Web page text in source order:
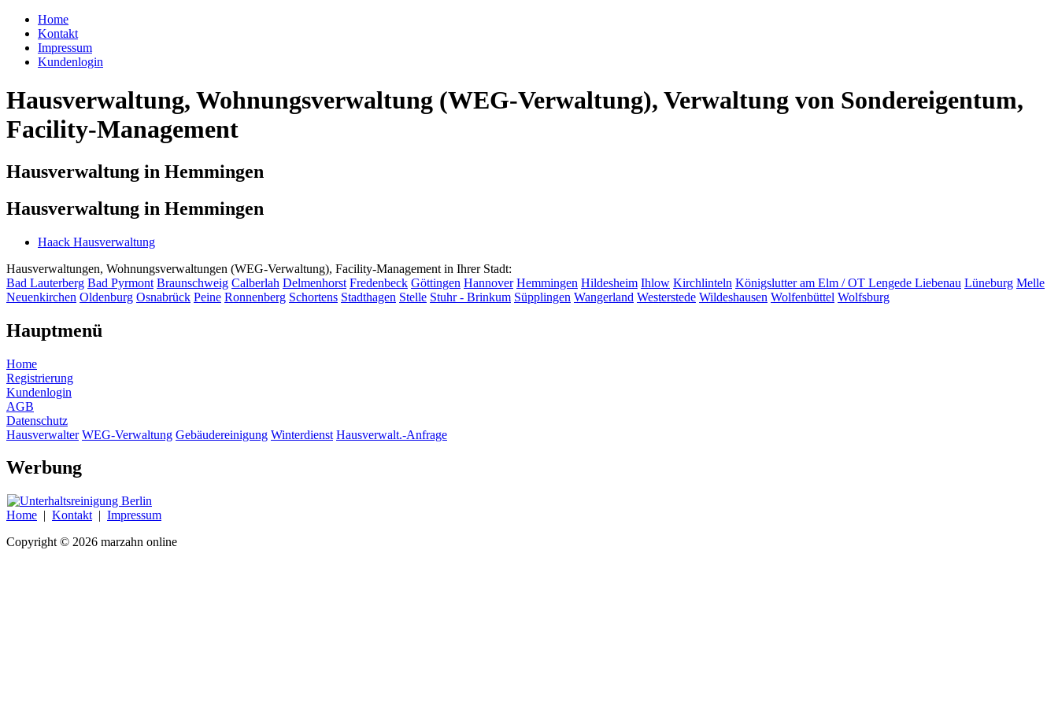
Home
Kontakt
Impressum
Kundenlogin
Hausverwaltung, Wohnungsverwaltung (WEG-Verwaltung), Verwaltung von Sondereigentum,
Facility-Management
Hausverwaltung in Hemmingen
Hausverwaltung in Hemmingen
Haack Hausverwaltung
Hausverwaltungen, Wohnungsverwaltungen (WEG-Verwaltung), Facility-Management in Ihrer Stadt:
Bad Lauterberg Bad Pyrmont Braunschweig Calberlah Delmenhorst Fredenbeck Göttingen Hannover Hemmingen Hildesheim Ihlow Kirchlinteln Königslutter am Elm / OT Lengede Liebenau Lüneburg Melle
Neuenkirchen Oldenburg Osnabrück Peine Ronnenberg Schortens Stadthagen Stelle Stuhr - Brinkum Süpplingen Wangerland Westerstede Wildeshausen Wolfenbüttel Wolfsburg
Hauptmenü
Home
Registrierung
Kundenlogin
AGB
Datenschutz
Hausverwalter WEG-Verwaltung Gebäudereinigung Winterdienst Hausverwalt.-Anfrage
Werbung
Home | Kontakt | Impressum
Copyright © 2026 marzahn online